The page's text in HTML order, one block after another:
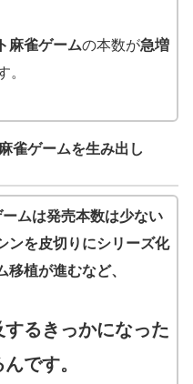
麻雀ゲームの本数が急増
。
雀ゲームを生み出し
ムは発売本数は少ない
ンを皮切りにシリーズ化
植が進むなど、
るきっかになった
です。